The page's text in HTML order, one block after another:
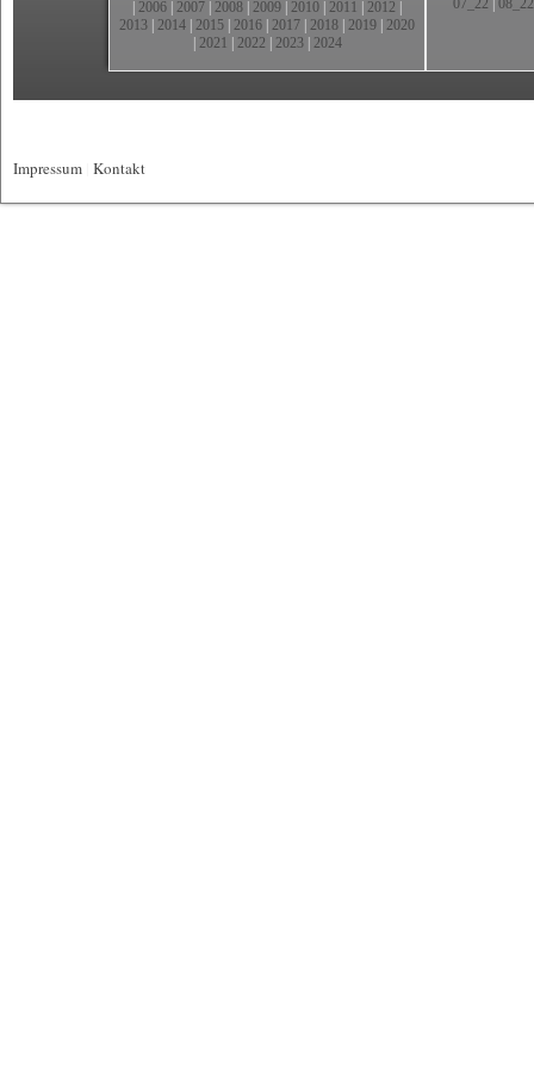
2006 2007 2008 2009 2010 2011 2012
2013 2014 2015 2016 2017 2018 2019 2020
2021 2022 2023| 2024
07_22
08_22
Impressum Kontakt